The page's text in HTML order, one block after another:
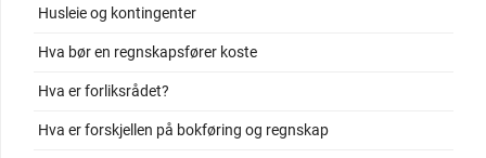
Husleie og kontingenter
Hva bør en regnskapsfører koste
Hva er forliksrådet?
Hva er forskjellen på bokføring og regnskap